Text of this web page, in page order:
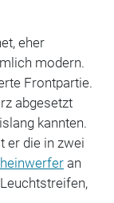
eher
modern.
Frontpartie.
abgesetzt
kannten.
er die in zwei
an